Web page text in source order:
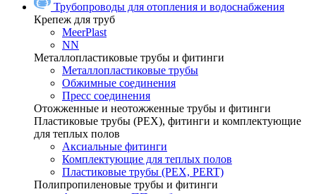
Трубопроводы для отопления и водоснабжения
Крепеж для труб
MeerPlast
NN
Металлопластиковые трубы и фитинги
Металлопластиковые трубы
Обжимные соединения
Пресс соединения
Отожженные и неотожженные трубы и фитинги
Пластиковые трубы (РЕХ), фитинги и комплектующие
для теплых полов
Аксиальные фитинги
Комплектующие для теплых полов
Пластиковые трубы (РЕХ, PERT)
Полипропиленовые трубы и фитинги